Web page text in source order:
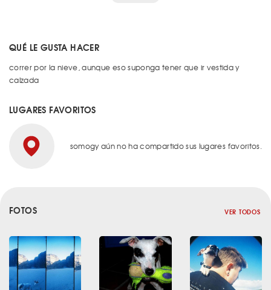
QUÉ LE GUSTA HACER
correr por la nieve, aunque eso suponga tener que ir vestida y
calzada
LUGARES FAVORITOS
somogy aún no ha compartido sus lugares favoritos.
FOTOS VER TODOS